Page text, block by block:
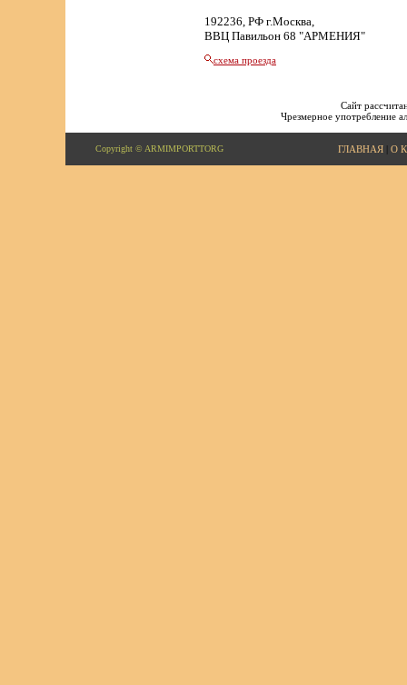
192236, РФ г.Москва,
ВВЦ Павильон 68 "АРМЕНИЯ"
схема проезда
Сайт
Чрезмерное употребление
Copyright © ARMIMPORTTORG ГЛАВНАЯ| О